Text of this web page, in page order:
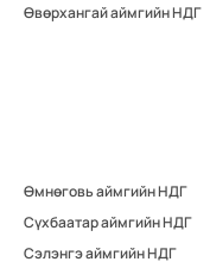
Өвөрхангай аймгийн НДГ
Өмнөговь аймгийн НДГ
Сүхбаатар аймгийн НДГ
Сэлэнгэ аймгийн НДГ